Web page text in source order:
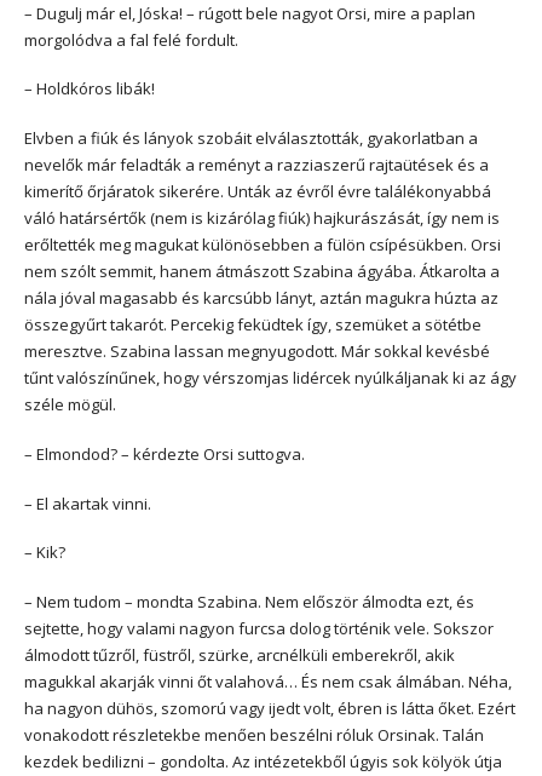
– Dugulj már el, Jóska! – rúgott bele nagyot Orsi, mire a paplan
morgolódva a fal felé fordult.
– Holdkóros libák!
Elvben a fiúk és lányok szobáit elválasztották, gyakorlatban a
nevelők már feladták a reményt a razziaszerű rajtaütések és a
kimerítő őrjáratok sikerére. Unták az évről évre találékonyabbá
váló határsértők (nem is kizárólag fiúk) hajkurászását, így nem is
erőltették meg magukat különösebben a fülön csípésükben. Orsi
nem szólt semmit, hanem átmászott Szabina ágyába. Átkarolta a
nála jóval magasabb és karcsúbb lányt, aztán magukra húzta az
összegyűrt takarót. Percekig feküdtek így, szemüket a sötétbe
meresztve. Szabina lassan megnyugodott. Már sokkal kevésbé
tűnt valószínűnek, hogy vérszomjas lidércek nyúlkáljanak ki az ágy
széle mögül.
– Elmondod? – kérdezte Orsi suttogva.
– El akartak vinni.
– Kik?
– Nem tudom – mondta Szabina. Nem először álmodta ezt, és
sejtette, hogy valami nagyon furcsa dolog történik vele. Sokszor
álmodott tűzről, füstről, szürke, arcnélküli emberekről, akik
magukkal akarják vinni őt valahová… És nem csak álmában. Néha,
ha nagyon dühös, szomorú vagy ijedt volt, ébren is látta őket. Ezért
vonakodott részletekbe menően beszélni róluk Orsinak. Talán
kezdek bedilizni – gondolta. Az intézetekből úgyis sok kölyök útja